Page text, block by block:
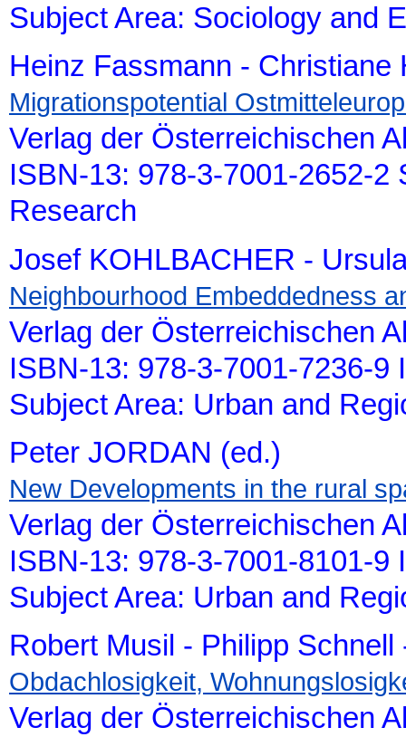
Subject Area: Sociology and
Heinz Fassmann - Christiane
Migrationspotential
Verlag der Österreichischen
ISBN-13: 978-3-7001-2652-2
Research
Josef KOHLBACHER -
Neighbourhood Embeddedness
Verlag der Österreichischen
ISBN-13: 978-3-7001-7236-
Subject Area: Urban and
Peter JORDAN (ed.)
New Developments in the rural
Verlag der Österreichischen
ISBN-13: 978-3-7001-8101-9
Subject Area: Urban and
Robert Musil - Philipp
Obdachlosigkeit,
Verlag der Österreichischen